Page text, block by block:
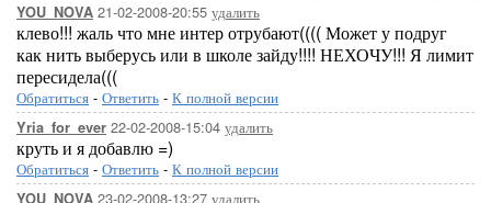
YOU_NOVA 21-02-2008-20:55 удалить
клево!!! жаль что мне интер отрубают(((( Может у подруг
как нить выберусь или в школе зайду!!!! НЕХОЧУ!!! Я лимит
пересидела(((
Обратиться - Ответить - К полной версии
Yria_for_ever 22-02-2008-15:04 удалить
круть и я добавлю =)
Обратиться - Ответить - К полной версии
YOU_NOVA 23-02-2008-13:27 удалить